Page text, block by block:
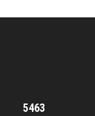
5463